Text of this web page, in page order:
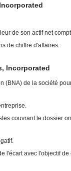
de son actif net
de chiffre d'affaires.
Incorporated
(BNA) de la société
couvrant le dossier
l'écart avec l'objectif de